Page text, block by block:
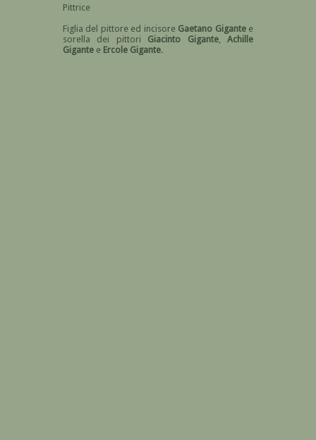
Pittrice
Figlia del pittore ed incisore Gaetano Gigantee
sorella dei pittori Giacinto Gigante,Achille
Gigante e Ercole Gigante.